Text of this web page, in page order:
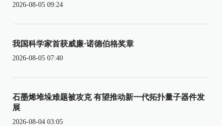
2026-08-05 09:24
我国科学家首获威廉·诺德伯格奖章
2026-08-05 07:40
石墨烯堆垛难题被攻克 有望推动新一代拓扑量子器件发
展
2026-08-04 03:05